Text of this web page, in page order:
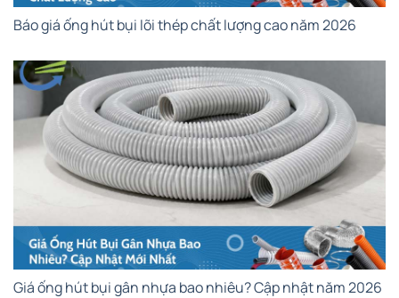
Báo giá ống hút bụi lõi thép chất lượng cao năm 2026
Giá ống hút bụi gân nhựa bao nhiêu? Cập nhật năm 2026